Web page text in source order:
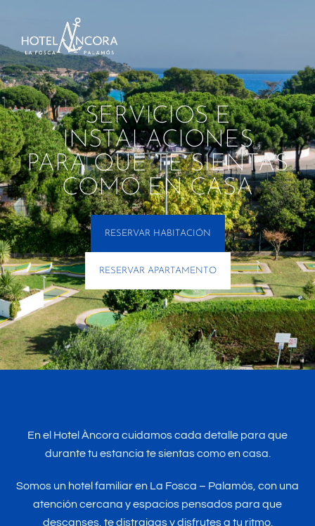
SERVICIOS E
INSTALACIONES
PARA QUE TE SIENTAS
COMO EN CASA
RESERVAR HABITACIÓN
RESERVAR APARTAMENTO
En el Hotel Àncora cuidamos cada detalle para que
durante tu estancia te sientas como en casa.
Somos un hotel familiar en La Fosca – Palamós, con una
atención cercana y espacios pensados para que
descanses, te distraigas y disfrutes a tu ritmo.